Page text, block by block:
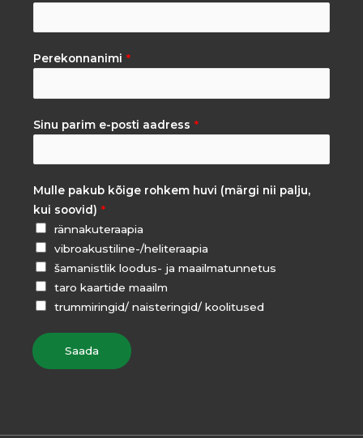
Perekonnanimi *
Sinu parim e-posti aadress *
Mulle pakub kõige rohkem huvi (märgi nii palju,
kui soovid) *
rännakuteraapia
vibroakustiline-/heliteraapia
šamanistlik loodus- ja maailmatunnetus
taro kaartide maailm
trummiringid/ naisteringid/ koolitused
Saada